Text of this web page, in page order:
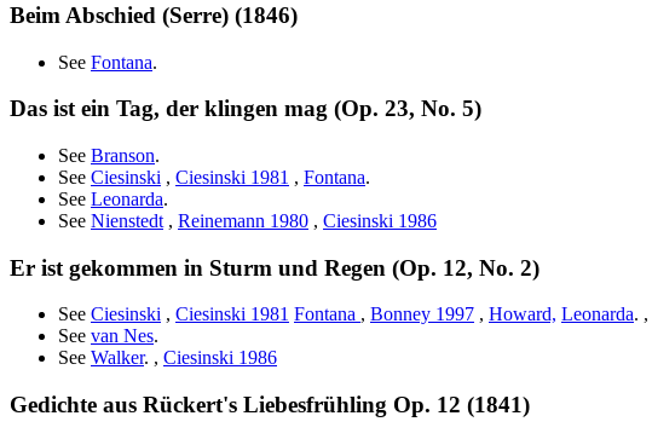
Beim Abschied (Serre) (1846)
See Fontana.
Das ist ein Tag, der klingen mag (Op. 23, No. 5)
See Branson.
See Ciesinski , Ciesinski 1981 , Fontana.
See Leonarda.
See Nienstedt , Reinemann 1980 , Ciesinski 1986
Er ist gekommen in Sturm und Regen (Op. 12, No. 2)
See Ciesinski , Ciesinski 1981 Fontana , Bonney 1997 , Howard, Leonarda. ,
See van Nes.
See Walker. , Ciesinski 1986
Gedichte aus Rückert's Liebesfrühling Op. 12 (1841)